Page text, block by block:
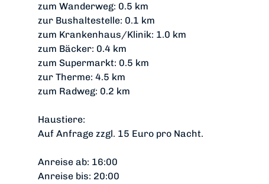
zum Wanderweg: 0.5 km
zur Bushaltestelle: 0.1 km
zum Krankenhaus/Klinik: 1.0 km
zum Bäcker: 0.4 km
zum Supermarkt: 0.5 km
zur Therme: 4.5 km
zum Radweg: 0.2 km
Haustiere:
Auf Anfrage zzgl. 15 Euro pro Nacht.
Anreise ab: 16:00
Anreise bis: 20:00